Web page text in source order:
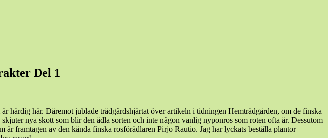
Del 1
härdig här. Däremot jublade trädgårdshjärtat över artikeln i tidningen Hemträdgården, om de finska
nya skott som blir den ädla sorten och inte någon vanlig nyponros som roten ofta är. Dessutom
framtagen av den kända finska rosförädlaren Pirjo Rautio. Jag har lyckats beställa plantor